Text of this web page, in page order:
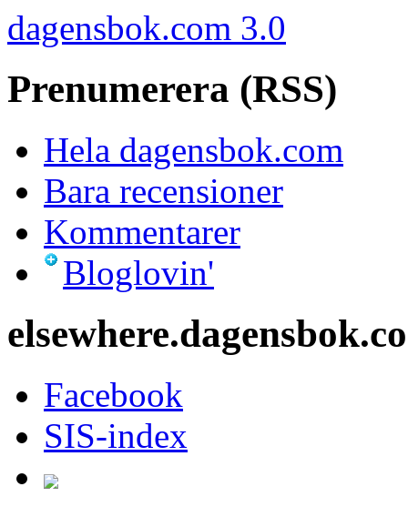
dagensbok.com 3.0
Prenumerera (RSS)
Hela dagensbok.com
Bara recensioner
Kommentarer
Bloglovin'
Facebook
SIS-index